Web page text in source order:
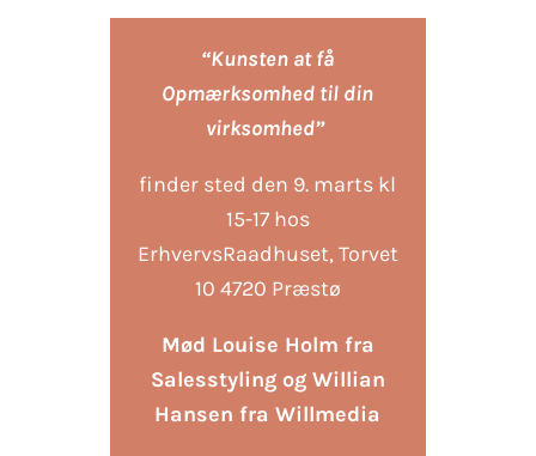
“Kunsten at få
Opmærksomhed til din
virksomhed”
finder sted den 9. marts kl
15-17 hos
ErhvervsRaadhuset, Torvet
10 4720 Præstø
Mød Louise Holm fra
Salesstyling og Willian
Hansen fra Willmedia